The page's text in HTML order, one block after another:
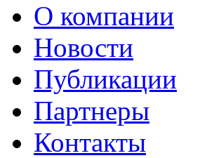
О компании
Новости
Публикации
Партнеры
Контакты